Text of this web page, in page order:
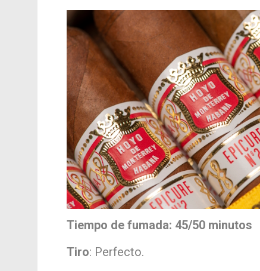
Tiempo de fumada: 45/50 minutos
Tiro: Perfecto.